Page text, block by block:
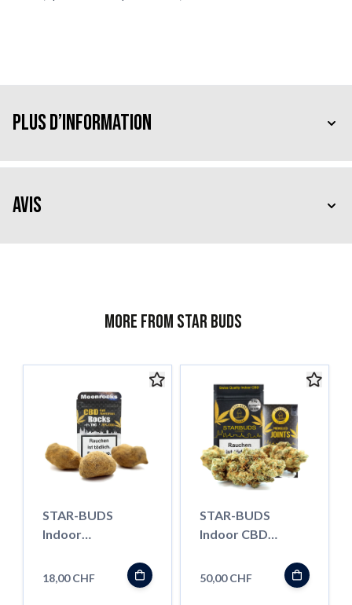
Plus d’information
Avis
More from Star Buds
STAR-BUDS
Indoor
18,00 CHF
STAR-BUDS
Indoor CBD
10g (kleine Blüten)
50,00 CHF